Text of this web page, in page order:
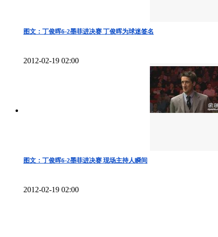
图文：丁俊晖6-2墨菲进决赛 丁俊晖为球迷签名
2012-02-19 02:00
图文：丁俊晖6-2墨菲进决赛 现场主持人瞬间
2012-02-19 02:00